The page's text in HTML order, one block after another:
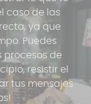
caso de las
ya que
Puedes
procesos de
resistir el
tus mensajes